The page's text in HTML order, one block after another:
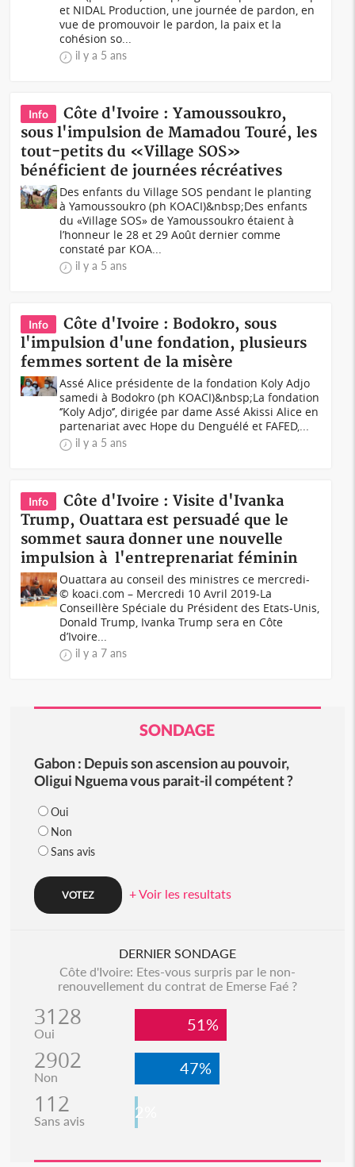
et NIDAL Production, une journée de pardon, en
vue de promouvoir le pardon, la paix et la
cohésion so...
il y a 5 ans
Info
Côte d'Ivoire : Yamoussoukro,
sous l'impulsion de Mamadou Touré, les
tout-petits du «Village SOS»
bénéficient de journées récréatives
Des enfants du Village SOS pendant le planting
à Yamoussoukro (ph KOACI)&nbsp;Des enfants
du «Village SOS» de Yamoussoukro étaient à
l’honneur le 28 et 29 Août dernier comme
constaté par KOA...
il y a 5 ans
Info
Côte d'Ivoire : Bodokro, sous
l'impulsion d'une fondation, plusieurs
femmes sortent de la misère
Assé Alice présidente de la fondation Koly Adjo
samedi à Bodokro (ph KOACI)&nbsp;La fondation
‘’Koly Adjo‘’, dirigée par dame Assé Akissi Alice en
partenariat avec Hope du Denguélé et FAFED,...
il y a 5 ans
Info
Côte d'Ivoire : Visite d'Ivanka
Trump, Ouattara est persuadé que le
sommet saura donner une nouvelle
impulsion à l'entreprenariat féminin
Ouattara au conseil des ministres ce mercredi-
© koaci.com – Mercredi 10 Avril 2019-La
Conseillère Spéciale du Président des Etats-Unis,
Donald Trump, Ivanka Trump sera en Côte
d’Ivoire...
il y a 7 ans
SONDAGE
Gabon : Depuis son ascension au pouvoir,
Oligui Nguema vous parait-il compétent ?
Oui
Non
Sans avis
+ Voir les resultats
DERNIER SONDAGE
Côte d'Ivoire: Etes-vous surpris par le non-
renouvellement du contrat de Emerse Faé ?
3128
Oui 51%
2902
Non 47%
112
Sans avis 2%